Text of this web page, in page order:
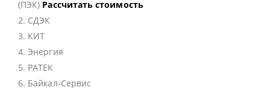
(ПЭК) Рассчитать стоимость
2. СДЭК
3. КИТ
4. Энергия
5. РАТЕК
6. Байкал-Сервис